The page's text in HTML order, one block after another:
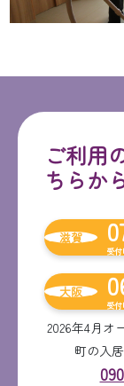
ご利用
ちらか
滋賀
受
大阪
受
2026年4月オ
町の入